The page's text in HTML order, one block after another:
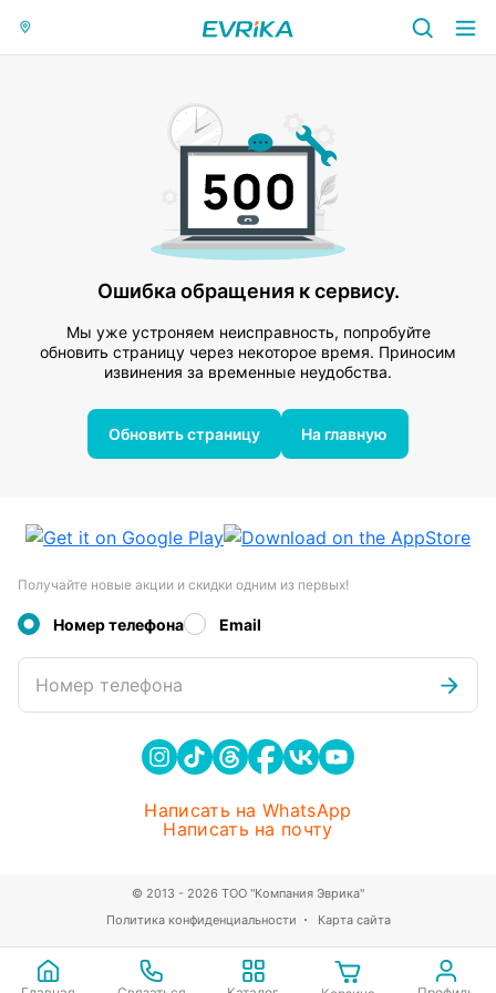
Ошибка обращения к сервису.
Мы уже устроняем неисправность, попробуйте
обновить страницу через некоторое время. Приносим
извинения за временные неудобства.
Обновить страницу На главную
Получайте новые акции и скидки одним из первых!
Номер телефона Email
Номер телефона
Написать на WhatsApp
Написать на почту
Политика конфиденциальности Карта сайта
© 2013 - 2026 ТОО "Компания Эврика"